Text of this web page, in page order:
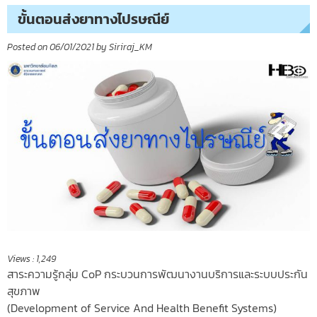
ขั้นตอนส่งยาทางไปรษณีย์
Posted on06/01/2021by Siriraj_KM
Views : 1,249
สาระความรู้กลุ่ม CoPกระบวนการพัฒนางานบริการและระบบประกัน
สุขภาพ
(Development of Service And Health Benefit Systems)